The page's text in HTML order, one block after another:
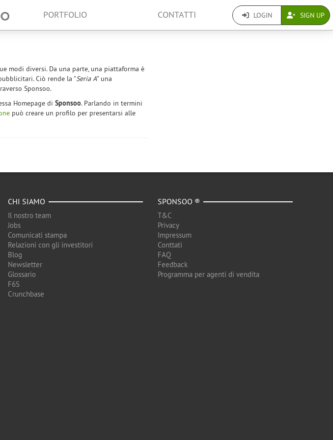
PORTFOLIO CONTATTI LOGIN SIGN UP
modi diversi. Da una parte, una piattaforma è
Ciò rende la "Seria A" una
Sponsoo.
Homepage di Sponsoo. Parlando in termini
può creare un profilo per presentarsi alle
CHI SIAMO
Il nostro team
Jobs
Comunicati stampa
Relazioni con gli investitori
Blog
Newsletter
Glossario
F6S
Crunchbase
SPONSOO ®
T&C
Privacy
Impressum
Conttati
FAQ
Feedback
Programma per agenti di vendita